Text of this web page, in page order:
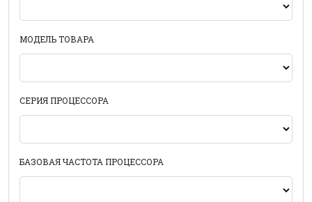
МОДЕЛЬ ТОВАРА
СЕРИЯ ПРОЦЕССОРА
БАЗОВАЯ ЧАСТОТА ПРОЦЕССОРА